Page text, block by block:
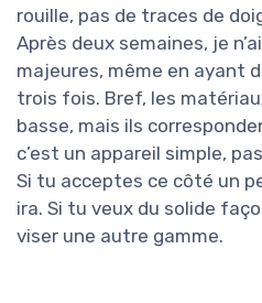
rouille, pas de traces de
Après deux semaines, je
majeures, même en ayant
trois fois. Bref, les
basse, mais ils
c’est un appareil simple,
Si tu acceptes ce côté un
ira. Si tu veux du solide
viser une autre gamme.